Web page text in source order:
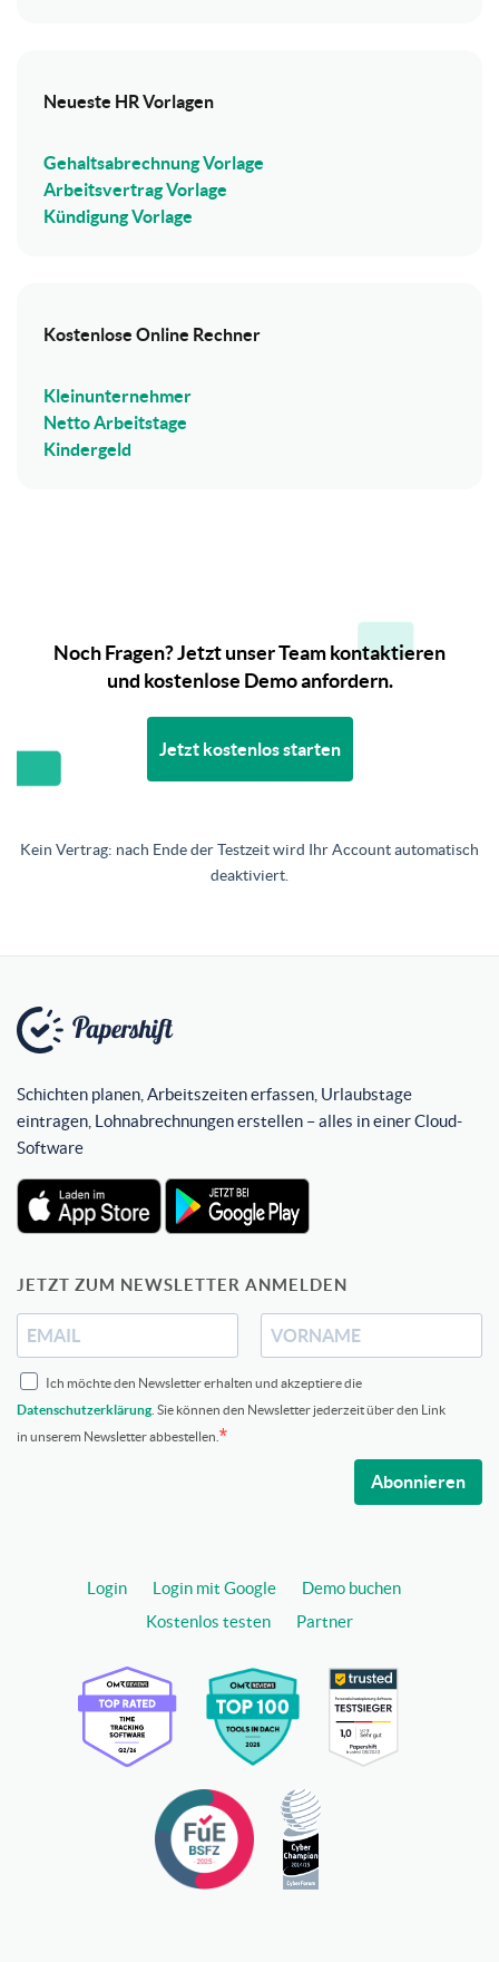
Neueste HR Vorlagen
Gehaltsabrechnung Vorlage
Arbeitsvertrag Vorlage
Kündigung Vorlage
Kostenlose Online Rechner
Kleinunternehmer
Netto Arbeitstage
Kindergeld
Noch Fragen? Jetzt unser Team kontaktieren
und kostenlose Demo anfordern.
Jetzt kostenlos starten
Kein Vertrag: nach Ende der Testzeit wird Ihr Account automatisch
deaktiviert.
Schichten planen, Arbeitszeiten erfassen, Urlaubstage
eintragen, Lohnabrechnungen erstellen – alles in einer Cloud-
Software
JETZT ZUM NEWSLETTER ANMELDEN
Ich möchte den Newsletter erhalten und akzeptiere die
Datenschutzerklärung . Sie können den Newsletter jederzeit über den Link
in unserem Newsletter abbestellen.
Abonnieren
Login Login mit Google
Demo buchen
Kostenlos testen
Partner